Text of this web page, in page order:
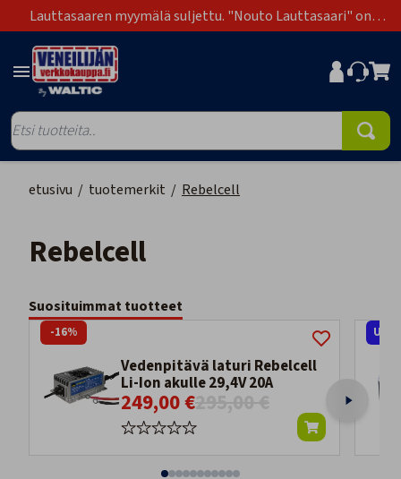
Lauttasaaren myymälä suljettu. "Nouto Lauttasaari" on
poistunut toimitustapavaihtoehdoista.
etusivu / tuotemerkit / Rebelcell
Rebelcell
Suosituimmat tuotteet
Vedenpitävä laturi Rebelcell
Li-Ion akulle 29,4V 20A
249,00 €295,00 €
-16%